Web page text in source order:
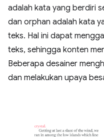
adalah kata yang berdiri
dan orphan adalah kata
teks. Hal ini dapat
teks, sehingga konten
Beberapa desainer
dan melakukan upaya